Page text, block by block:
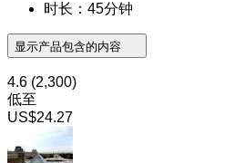
时长：45分钟
显示产品包含的内容
4.6 (2,300)
低至
US$24.27